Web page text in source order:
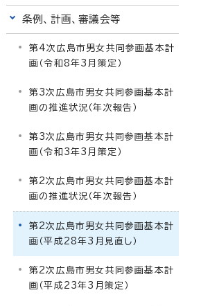
条例、計画、審議会等
第4次広島市男女共同参画基本計
画（令和8年3月策定）
第3次広島市男女共同参画基本計
画の推進状況（年次報告）
第3次広島市男女共同参画基本計
画（令和3年3月策定）
第2次広島市男女共同参画基本計
画の推進状況（年次報告）
第2次広島市男女共同参画基本計
画（平成28年3月見直し）
第2次広島市男女共同参画基本計
画（平成23年3月策定）